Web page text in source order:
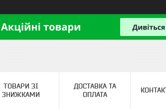
ТОВАРИ ЗІ
ЗНИЖКАМИ
ДОСТАВКА ТА
ОПЛАТА